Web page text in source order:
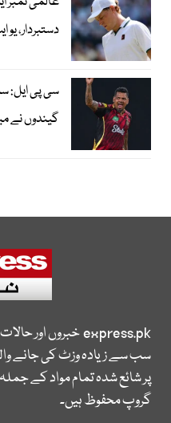
دستبردار،
گیندوں نے
express.pkخبروں اور
سب سے زیادہ وزٹ کی جانے
پر شائع شدہ تمام مواد کے
گروپ محفوظ ہیں۔